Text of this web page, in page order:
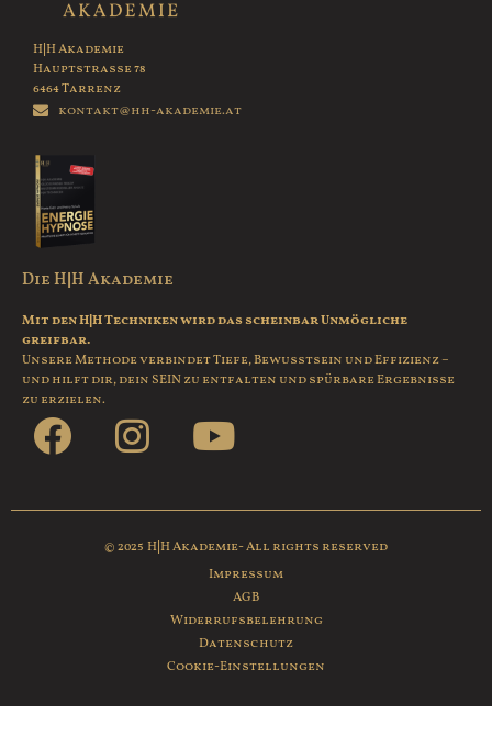
H|H Akademie
Hauptstrasse 78
6464 Tarrenz
kontakt@hh-akademie.at
Die H|H Akademie
Mit den H|H Techniken wird das scheinbar Unmögliche
greifbar.
Unsere Methode verbindet Tiefe, Bewusstsein und Effizienz –
und hilft dir, dein SEIN zu entfalten und spürbare Ergebnisse
zu erzielen.
© 2025 H|H Akademie- All rights reserved
Impressum
AGB
Widerrufsbelehrung
Datenschutz
Cookie-Einstellungen